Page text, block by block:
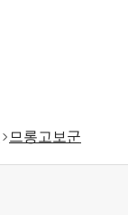
므롱고보군